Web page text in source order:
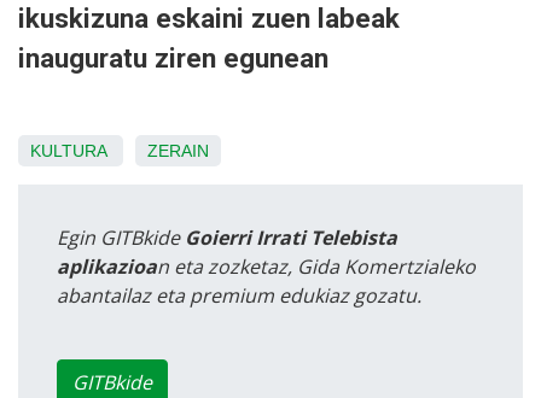
ikuskizuna eskaini zuen labeak
inauguratu ziren egunean
KULTURA ZERAIN
Egin GITBkide Goierri Irrati Telebista
aplikazioan eta zozketaz, Gida Komertzialeko
abantailaz eta premium edukiaz gozatu.
GITBkide